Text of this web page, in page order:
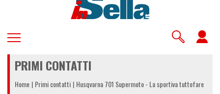
PRIMI CONTATTI
Home Primi contatti Husqvarna 701 Supermoto - La sportiva tuttofare